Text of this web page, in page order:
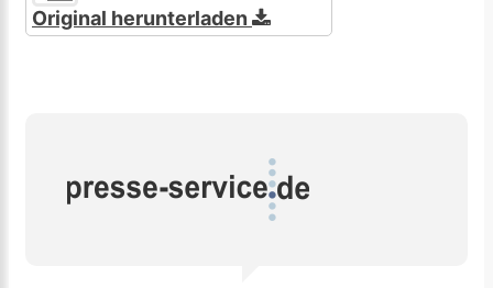
Original herunterladen